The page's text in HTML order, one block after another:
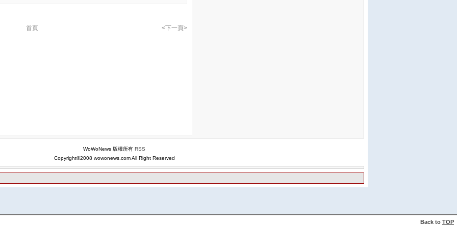
<下一頁>
首頁
WoWoNews 版權所有 RSS
Copyright©2008 wowonews.com All Right Reserved
Back to TOP